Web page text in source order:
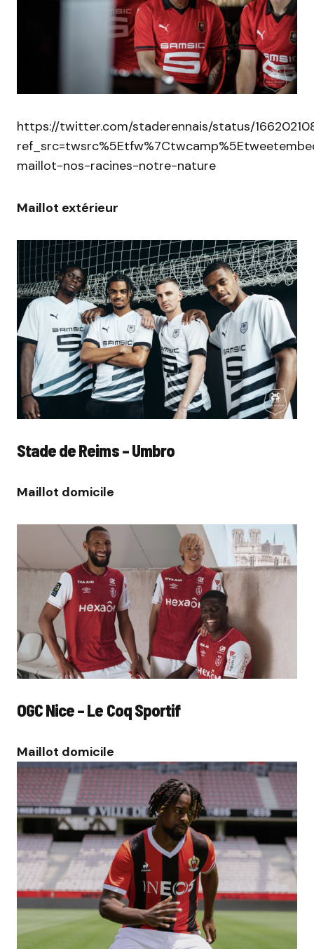
https://twitter.com/staderennais/status/
maillot-nos-racines-notre-nature
Maillot extérieur
Stade de Reims – Umbro
Maillot domicile
OGC Nice – Le Coq Sportif
Maillot domicile